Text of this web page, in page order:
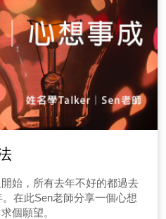
始，所有去年不好的都過去
在此Sen老師分享一個心想
個願望。